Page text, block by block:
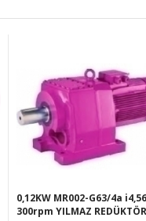
0,12KW MR002-G63/4a i4,56
300rpm YILMAZ